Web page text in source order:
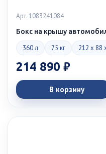
Арт. 1083241084
Бокс на крышу
360 л 75 кг 212 x 88
214 890 ₽
В корзину